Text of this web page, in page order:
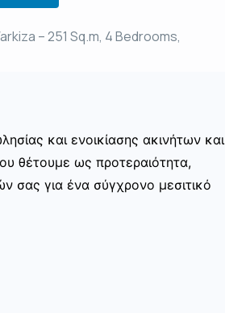
– 251 Sq.m, 4 Bedrooms,
και ενοικίασης ακινήτων και
θέτουμε ως προτεραιότητα,
σας για ένα σύγχρονο μεσιτικό